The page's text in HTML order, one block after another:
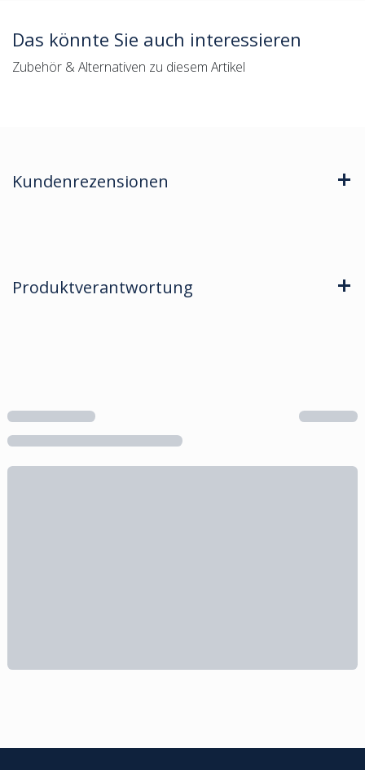
Das könnte Sie auch interessieren
Zubehör & Alternativen zu diesem Artikel
Kundenrezensionen
Produktverantwortung